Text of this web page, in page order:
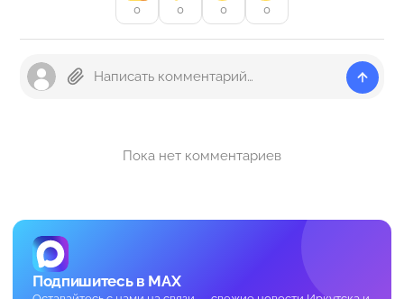
0 0 0 0
Пока нет комментариев
Подпишитесь в MAX